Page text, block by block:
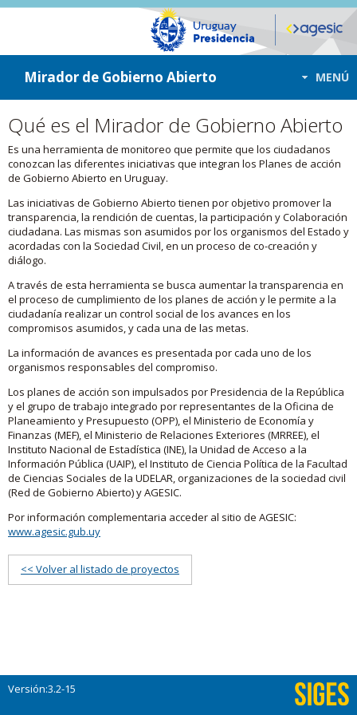
ir a contenido
ir al menú
Mirador de Gobierno Abierto MENÚ
Qué es el Mirador de Gobierno Abierto
Es una herramienta de monitoreo que permite que los ciudadanos
conozcan las diferentes iniciativas que integran los Planes de acción
de Gobierno Abierto en Uruguay.
Las iniciativas de Gobierno Abierto tienen por objetivo promover la
transparencia, la rendición de cuentas, la participación y Colaboración
ciudadana. Las mismas son asumidos por los organismos del Estado y
acordadas con la Sociedad Civil, en un proceso de co-creación y
diálogo.
A través de esta herramienta se busca aumentar la transparencia en
el proceso de cumplimiento de los planes de acción y le permite a la
ciudadanía realizar un control social de los avances en los
compromisos asumidos, y cada una de las metas.
La información de avances es presentada por cada uno de los
organismos responsables del compromiso.
Los planes de acción son impulsados por Presidencia de la República
y el grupo de trabajo integrado por representantes de la Oficina de
Planeamiento y Presupuesto (OPP), el Ministerio de Economía y
Finanzas (MEF), el Ministerio de Relaciones Exteriores (MRREE), el
Instituto Nacional de Estadística (INE), la Unidad de Acceso a la
Información Pública (UAIP), el Instituto de Ciencia Política de la Facultad
de Ciencias Sociales de la UDELAR, organizaciones de la sociedad civil
(Red de Gobierno Abierto) y AGESIC.
Por información complementaria acceder al sitio de AGESIC:
www.agesic.gub.uy
<< Volver al listado de proyectos
Versión:3.2-15